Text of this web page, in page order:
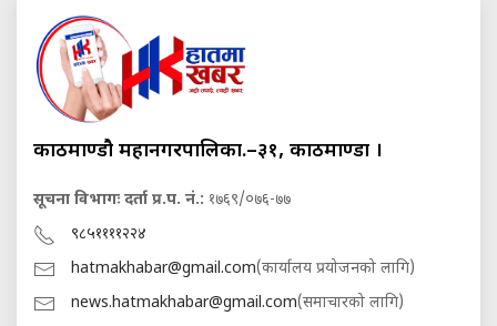
काठमाण्डौ महानगरपालिका.–३१, काठमाण्डौं ।
सूचना विभागः दर्ता प्र.प. नं.: १७६९/०७६-७७
९८५११११२२४
hatmakhabar@gmail.com(कार्यालय प्रयोजनको लागि)
news.hatmakhabar@gmail.com(समाचारको लागि)